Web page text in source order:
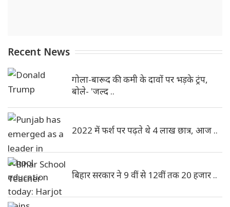
Recent News
गोला-बारूद की कमी के दावों पर भड़के ट्रंप,
बोले- 'जल्द ..
2022 में फर्श पर पढ़ते थे 4 लाख छात्र, आज ..
बिहार सरकार ने 9 वीं से 12वीं तक 20 हजार ..